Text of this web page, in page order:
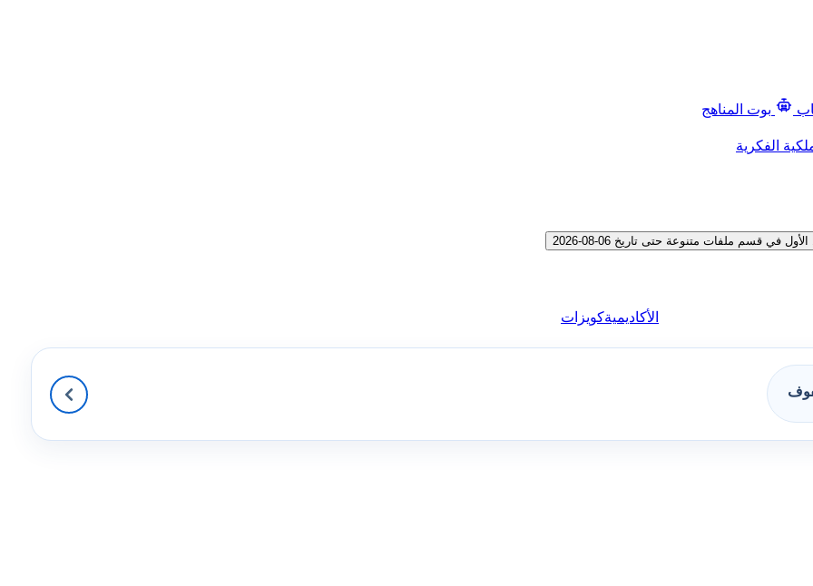
بوت المناهج
الفكرية
قسم ملفات متنوعة حتى تاريخ 06-08-2026
الأكاديميةكويزات